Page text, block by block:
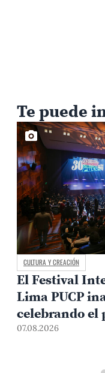
Te puede
CULTURA Y CREACIÓN
El Festival
Lima PUCP
celebrando el
07.08.2026